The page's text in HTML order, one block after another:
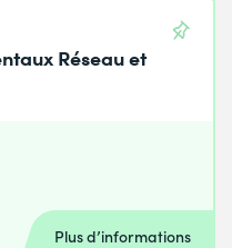
Réseau et
Plus d’informations